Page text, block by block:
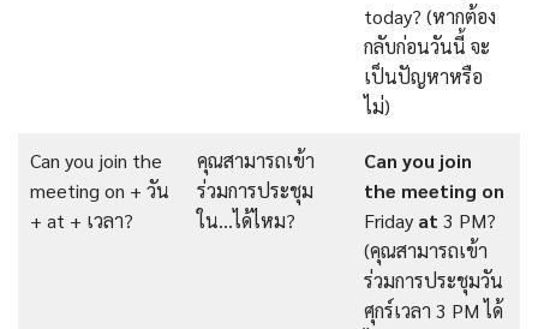
today? (หากต้อง
กลับก่อนวันนี้ จะ
เป็นปัญหาหรือ
ไม่)
Can you join the
meeting on + วัน
+ at + เวลา?
คุณสามารถเข้า
ร่วมการประชุม
ใน…ได้ไหม?
Can you join
the meeting on
Friday at 3 PM?
(คุณสามารถเข้า
ร่วมการประชุมวัน
ศุกร์เวลา 3 PM ได้